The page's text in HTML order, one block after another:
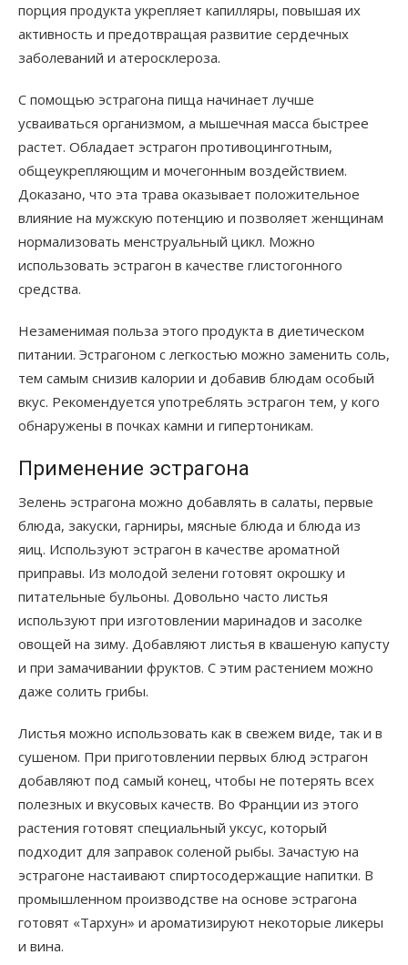
порция продукта укрепляет капилляры, повышая их
активность и предотвращая развитие сердечных
заболеваний и атеросклероза.
С помощью эстрагона пища начинает лучше
усваиваться организмом, а мышечная масса быстрее
растет. Обладает эстрагон противоцинготным,
общеукрепляющим и мочегонным воздействием.
Доказано, что эта трава оказывает положительное
влияние на мужскую потенцию и позволяет женщинам
нормализовать менструальный цикл. Можно
использовать эстрагон в качестве глистогонного
средства.
Незаменимая польза этого продукта в диетическом
питании. Эстрагоном с легкостью можно заменить соль,
тем самым снизив калории и добавив блюдам особый
вкус. Рекомендуется употреблять эстрагон тем, у кого
обнаружены в почках камни и гипертоникам.
Применение эстрагона
Зелень эстрагона можно добавлять в салаты, первые
блюда, закуски, гарниры, мясные блюда и блюда из
яиц. Используют эстрагон в качестве ароматной
приправы. Из молодой зелени готовят окрошку и
питательные бульоны. Довольно часто листья
используют при изготовлении маринадов и засолке
овощей на зиму. Добавляют листья в квашеную капусту
и при замачивании фруктов. С этим растением можно
даже солить грибы.
Листья можно использовать как в свежем виде, так и в
сушеном. При приготовлении первых блюд эстрагон
добавляют под самый конец, чтобы не потерять всех
полезных и вкусовых качеств. Во Франции из этого
растения готовят специальный уксус, который
подходит для заправок соленой рыбы. Зачастую на
эстрагоне настаивают спиртосодержащие напитки. В
промышленном производстве на основе эстрагона
готовят «Тархун» и ароматизируют некоторые ликеры
и вина.